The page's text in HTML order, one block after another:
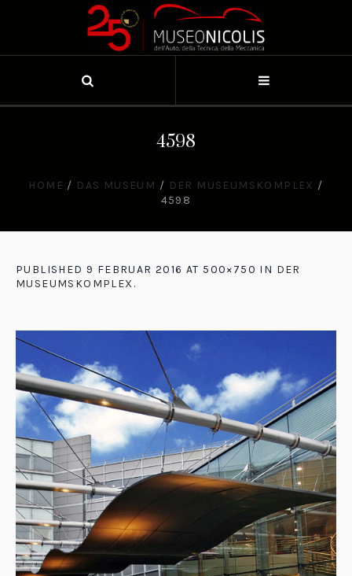
4598
HOME / DAS MUSEUM / DER MUSEUMSKOMPLEX /
4598
PUBLISHED 9 FEBRUAR 2016 AT 500×750 IN DER
MUSEUMSKOMPLEX .